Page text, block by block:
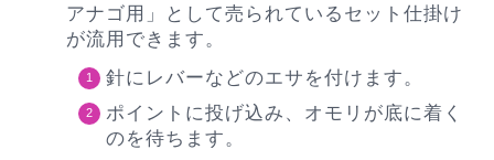
アナゴ用」として売られているセット仕掛け
が流用できます。
針にレバーなどのエサを付けます。
ポイントに投げ込み、オモリが底に着く
のを待ちます。